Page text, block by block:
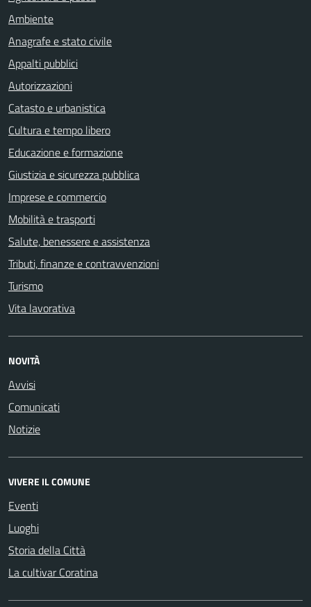
Ambiente
Anagrafe e stato civile
Appalti pubblici
Autorizzazioni
Catasto e urbanistica
Cultura e tempo libero
Educazione e formazione
Giustizia e sicurezza pubblica
Imprese e commercio
Mobilità e trasporti
Salute, benessere e assistenza
Tributi, finanze e contravvenzioni
Turismo
Vita lavorativa
NOVITÀ
Avvisi
Comunicati
Notizie
VIVERE IL COMUNE
Eventi
Luoghi
Storia della Città
La cultivar Coratina